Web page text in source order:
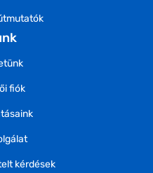
fiók
kérdések